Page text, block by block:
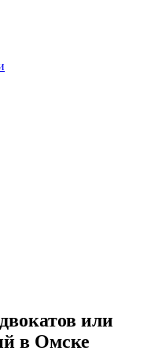
или
в Омске